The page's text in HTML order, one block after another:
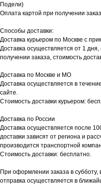
Подели)
Оплата картой при получении
Способы доставки:
Доставка курьером по Москве с
Доставка осуществляется от 1
получении заказа, стоимость
Доставка по Москве и МО
Доставка осуществляется в
сайте.
Стоимость доставки курьером:
Доставка по России
Доставка осуществляется после
доставки зависят от региона и
производится транспортной
Стоимость доставки: бесплатно.
При оформлении заказа в
отправка осуществляется в